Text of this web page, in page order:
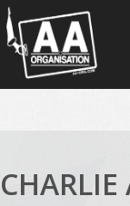
Panneau de gestion